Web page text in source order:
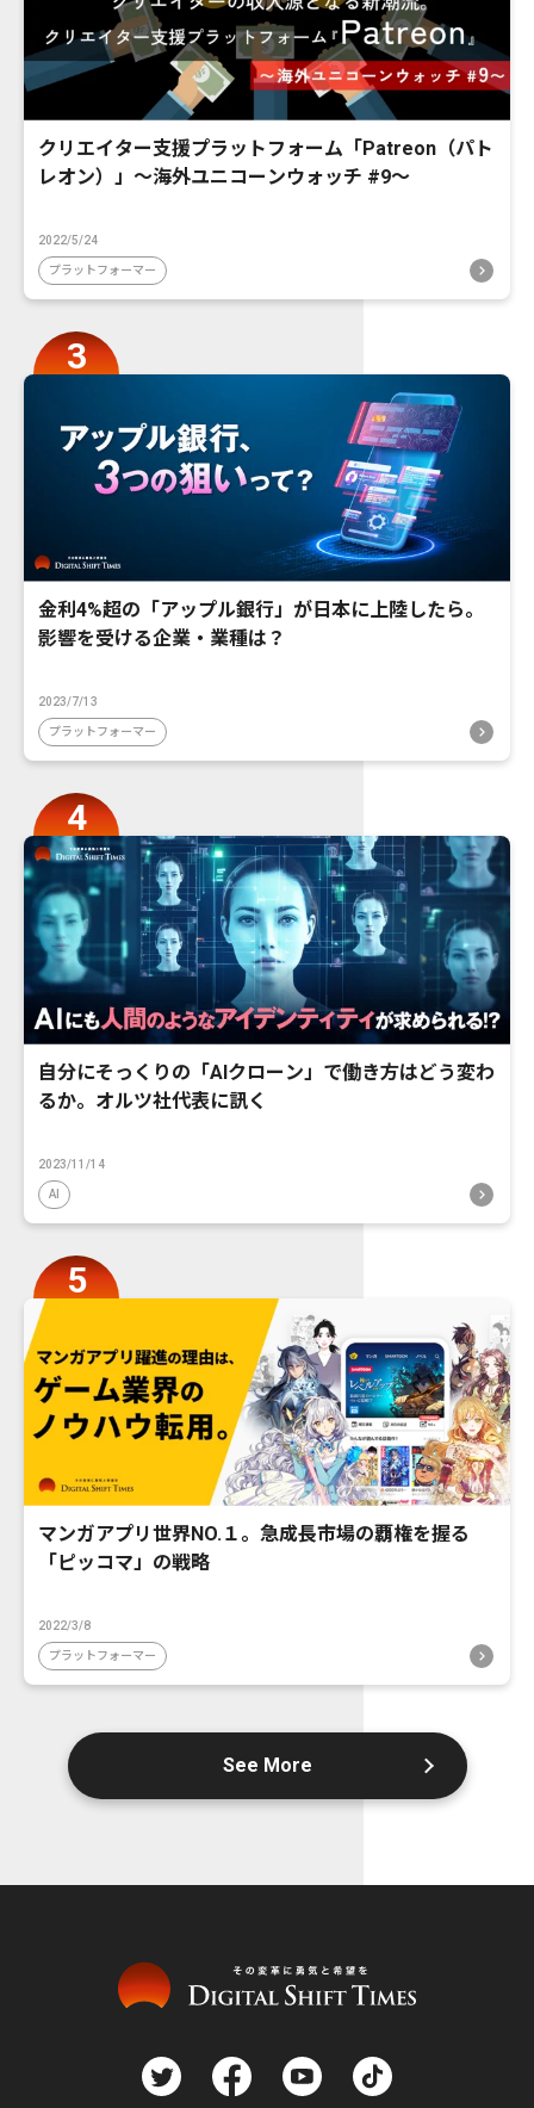
クリエイター支援プラットフォーム「Patreon（パト
レオン）」〜海外ユニコーンウォッチ #9〜
2022/5/24
プラットフォーマー
金利4%超の「アップル銀行」が日本に上陸したら。
影響を受ける企業・業種は？
2023/7/13
プラットフォーマー
自分にそっくりの「AIクローン」で働き方はどう変わ
るか。オルツ社代表に訊く
2023/11/14
AI
マンガアプリ世界NO.１。急成長市場の覇権を握る
「ピッコマ」の戦略
2022/3/8
プラットフォーマー
See More